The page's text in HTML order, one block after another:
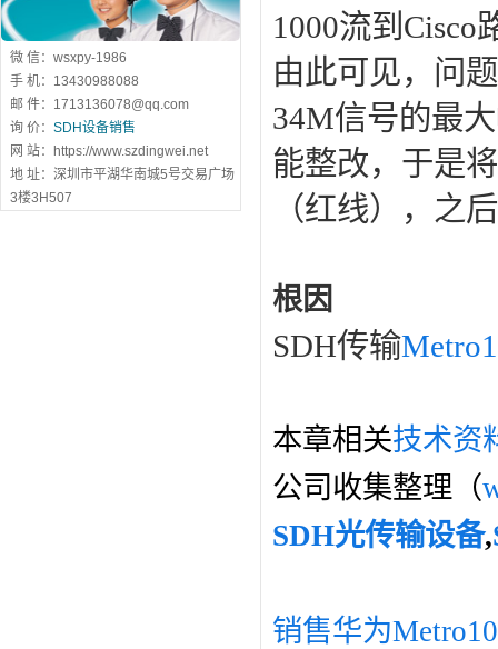
微 信：wsxpy-1986
手 机：13430988088
邮 件：1713136078@qq.com
询 价： SDH设备销售
网 站：https://www.szdingwei.net
地 址：深圳市平湖华南城5号交易广场
3楼3H507
1000流到
由此可见，问
34M信号的最
能整改，于是
（红线），之
根因
SDH传输
本章相关技术资
公司收集整理（
SDH光传输设备,
销售华为